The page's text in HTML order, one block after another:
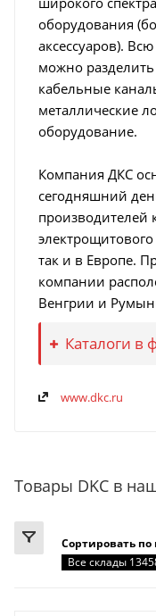
оборудования
аксессуаров).
можно
кабельные
металлические
оборудование.
Компания ДКС
сегодняшний
производителей
так и в Европе.
компании
Венгрии и
Каталоги в
www.dkc.ru
Товары DKC в
Сортировать
Все склады